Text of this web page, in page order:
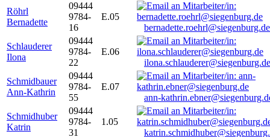
Röhrl
Bernadette
09444
9784-
16
E.05
bernadette.roehrl@siegenburg.de
Schlauderer
Ilona
09444
9784-
22
E.06
ilona.schlauderer@siegenburg.de
Schmidbauer
Ann-Kathrin
09444
9784-
55
E.07
ann-
Schmidhuber
Katrin
09444
9784-
31
1.05